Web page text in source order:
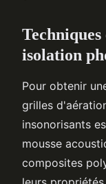
isolation
Pour obtenir
grilles
insonorisants
mousse
composites